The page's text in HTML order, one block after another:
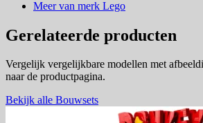
Meer van merk Lego
Gerelateerde producten
Vergelijk vergelijkbare modellen met
naar de productpagina.
Bekijk alle Bouwsets